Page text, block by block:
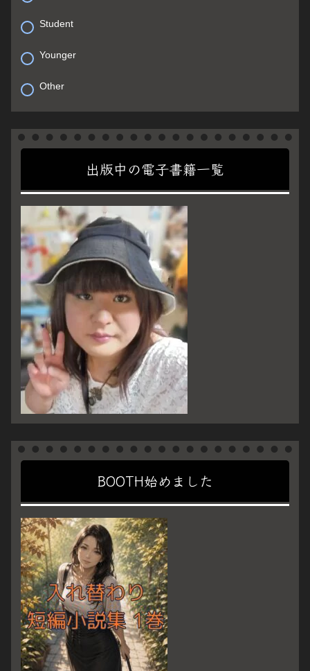
Student
Younger
Other
出版中の電子書籍一覧
BOOTH始めました